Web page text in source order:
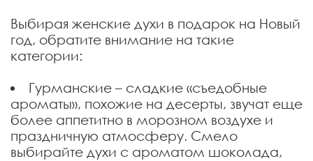
Выбирая женские духи в подарок на Новый
год, обратите внимание на такие
категории:
Гурманские – сладкие «съедобные
ароматы», похожие на десерты, звучат еще
более аппетитно в морозном воздухе и
праздничную атмосферу. Смело
выбирайте духи с ароматом шоколада,